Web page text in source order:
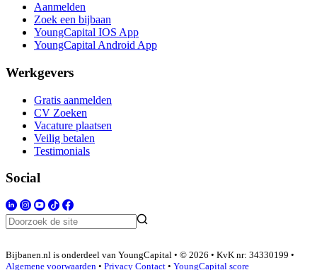
Aanmelden
Zoek een bijbaan
YoungCapital IOS App
YoungCapital Android App
Werkgevers
Gratis aanmelden
CV Zoeken
Vacature plaatsen
Veilig betalen
Testimonials
Social
Bijbanen.nl is onderdeel van YoungCapital • © 2026 • KvK nr: 34330199 •
Algemene voorwaarden • Privacy Contact • YoungCapital score